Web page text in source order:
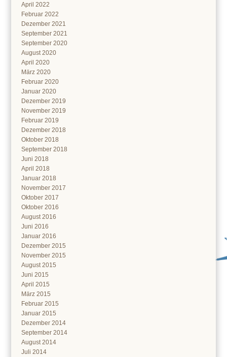
April 2022
Februar 2022
Dezember 2021
September 2021
September 2020
August 2020
April 2020
März 2020
Februar 2020
Januar 2020
Dezember 2019
November 2019
Februar 2019
Dezember 2018
Oktober 2018
September 2018
Juni 2018
April 2018
Januar 2018
November 2017
Oktober 2017
Oktober 2016
August 2016
Juni 2016
Januar 2016
Dezember 2015
November 2015
August 2015
Juni 2015
April 2015
März 2015
Februar 2015
Januar 2015
Dezember 2014
September 2014
August 2014
Juli 2014